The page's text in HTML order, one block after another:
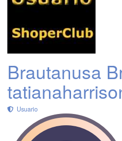
Brautanusa
Usuario